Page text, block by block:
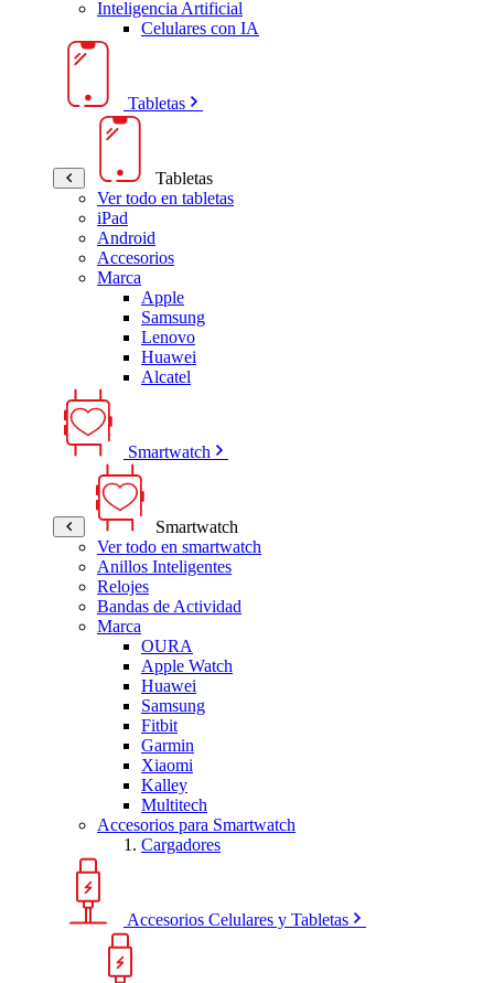
Inteligencia Artificial
Celulares con IA
Tabletas
Tabletas
Ver todo en tabletas
iPad
Android
Accesorios
Marca
Apple
Samsung
Lenovo
Huawei
Alcatel
Smartwatch
Smartwatch
Ver todo en smartwatch
Anillos Inteligentes
Relojes
Bandas de Actividad
Marca
OURA
Apple Watch
Huawei
Samsung
Fitbit
Garmin
Xiaomi
Kalley
Multitech
Accesorios para Smartwatch
Cargadores
Accesorios Celulares y Tabletas